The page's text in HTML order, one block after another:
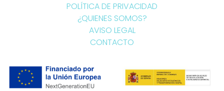
POLÍTICA DE PRIVACIDAD
¿QUIENES SOMOS?
AVISO LEGAL
CONTACTO